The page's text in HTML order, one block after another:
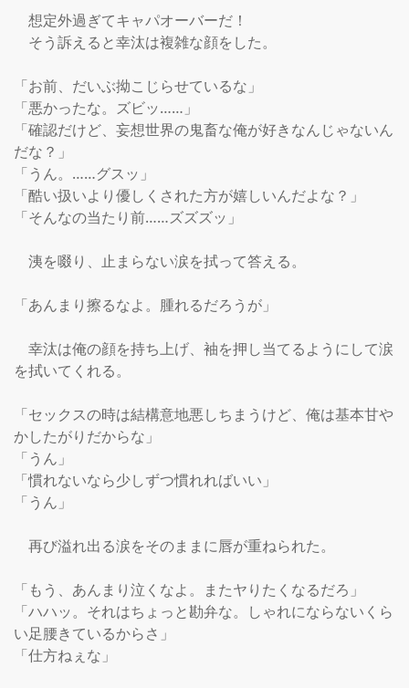
想定外過ぎてキャパオーバーだ！
そう訴えると幸汰は複雑な顔をした。
「お前、だいぶ拗こじらせているな」
「悪かったな。ズビッ……」
「確認だけど、妄想世界の鬼畜な俺が好きなんじゃないん
だな？」
「うん。……グスッ」
「酷い扱いより優しくされた方が嬉しいんだよな？」
「そんなの当たり前……ズズズッ」
洟を啜り、止まらない涙を拭って答える。
「あんまり擦るなよ。腫れるだろうが」
幸汰は俺の顔を持ち上げ、袖を押し当てるようにして涙
を拭いてくれる。
「セックスの時は結構意地悪しちまうけど、俺は基本甘や
かしたがりだからな」
「うん」
「慣れないなら少しずつ慣れればいい」
「うん」
再び溢れ出る涙をそのままに唇が重ねられた。
「もう、あんまり泣くなよ。またヤりたくなるだろ」
「ハハッ。それはちょっと勘弁な。しゃれにならないくら
い足腰きているからさ」
「仕方ねぇな」